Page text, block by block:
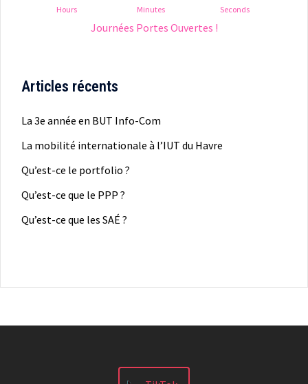
Hours Minutes Seconds
Journées Portes Ouvertes !
Articles récents
La 3e année en BUT Info-Com
La mobilité internationale à l’IUT du Havre
Qu’est-ce le portfolio ?
Qu’est-ce que le PPP ?
Qu’est-ce que les SAÉ ?